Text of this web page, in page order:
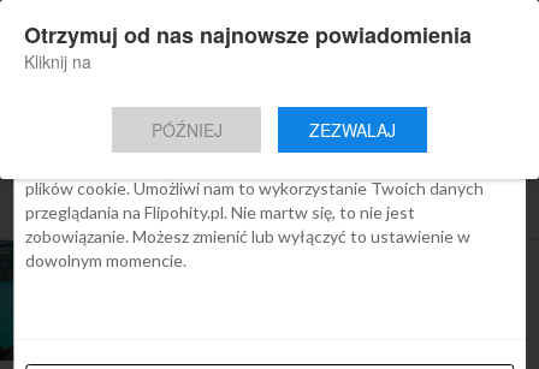
Nowa aplikacja Flipohity
Aktualne wiadomości, artykuły, TOP
Instalacja
All posts tagged "Bad Gastein"
ARTYKUŁY
Zgoda Szczegóły O cookies
Ta strona używa plików cookies
We Flipo robimy wszystko, aby pokazać Ci tylko te treści, które
plików cookie. Umożliwi nam to wykorzystanie Twoich danych
przeglądania na Flipohity.pl. Nie martw się, to nie jest
zobowiązanie. Możesz zmienić lub wyłączyć to ustawienie w
dowolnym momencie.
Otrzymuj od nas najnowsze powiadomienia
Kliknij na
PÓŹNIEJ ZEZWALAJ